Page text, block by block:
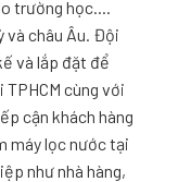
trường học....
và châu Âu. Đội
và lắp đặt để
cùng với
cận khách hàng
máy lọc nước tại
như nhà hàng,